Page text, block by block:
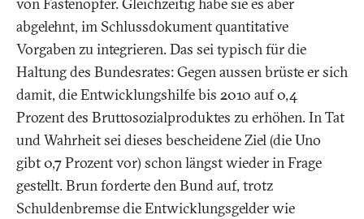
von Fastenopfer. Gleichzeitig habe sie es aber
abgelehnt, im Schlussdokument quantitative
Vorgaben zu integrieren. Das sei typisch für die
Haltung des Bundesrates: Gegen aussen brüste er sich
damit, die Entwicklungshilfe bis 2010 auf 0,4
Prozent des Bruttosozialproduktes zu erhöhen. In Tat
und Wahrheit sei dieses bescheidene Ziel (die Uno
gibt 0,7 Prozent vor) schon längst wieder in Frage
gestellt. Brun forderte den Bund auf, trotz
Schuldenbremse die Entwicklungsgelder wie